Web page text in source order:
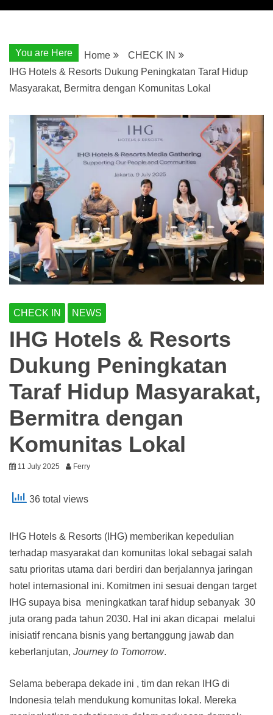
You are Here Home
CHECK IN
IHG Hotels & Resorts Dukung Peningkatan Taraf Hidup
Masyarakat, Bermitra dengan Komunitas Lokal
CHECK IN NEWS
IHG Hotels & Resorts
Dukung Peningkatan
Taraf Hidup Masyarakat,
Bermitra dengan
Komunitas Lokal
11 July 2025 Ferry
36 total views
IHG Hotels & Resorts (IHG) memberikan kepedulian
terhadap masyarakat dan komunitas lokal sebagai salah
satu prioritas utama dari berdiri dan berjalannya jaringan
hotel internasional ini. Komitmen ini sesuai dengan target
IHG supaya bisa meningkatkan taraf hidup sebanyak 30
juta orang pada tahun 2030. Hal ini akan dicapai melalui
inisiatif rencana bisnis yang bertanggung jawab dan
keberlanjutan, Journey to Tomorrow.
Selama beberapa dekade ini , tim dan rekan IHG di
Indonesia telah mendukung komunitas lokal. Mereka